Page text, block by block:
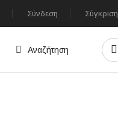
Σύνδεση Σύγκριση
Αναζήτηση